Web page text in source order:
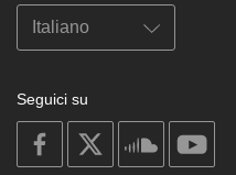
Seguici su
on
facebook
on
on
soundcloud